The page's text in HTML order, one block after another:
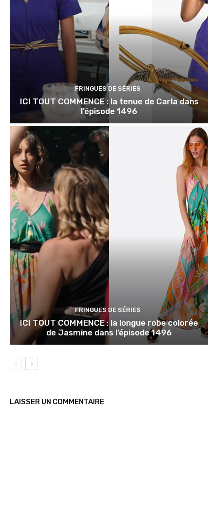
FRINGUES DE SÉRIES
ICI TOUT COMMENCE : la tenue de Carla dans
l’épisode 1496
FRINGUES DE SÉRIES
ICI TOUT COMMENCE : la longue robe colorée
de Jasmine dans l’épisode 1496
LAISSER UN COMMENTAIRE